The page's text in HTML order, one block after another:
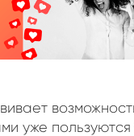
уже